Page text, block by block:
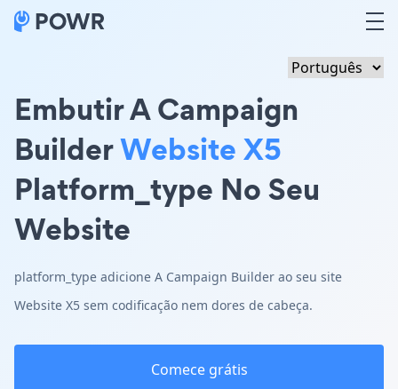
Embutir A Campaign
BuilderWebsite X5
Platform_type No Seu
Website
platform_type adicione A Campaign Builder ao seu site
Website X5 sem codificação nem dores de cabeça.
Comece grátis